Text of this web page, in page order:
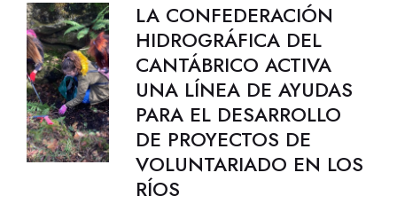
LA CONFEDERACIÓN
HIDROGRÁFICA DEL
CANTÁBRICO ACTIVA
UNA LÍNEA DE AYUDAS
PARA EL DESARROLLO
DE PROYECTOS DE
VOLUNTARIADO EN LOS
RÍOS